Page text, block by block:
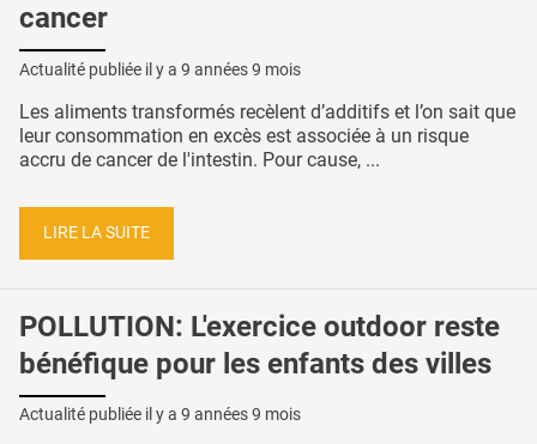
cancer
Actualité publiée il y a 9 années 9 mois
Les aliments transformés recèlent d’additifs et l’on sait que
leur consommation en excès est associée à un risque
accru de cancer de l'intestin. Pour cause, ...
LIRE LA SUITE
POLLUTION: L'exercice outdoor reste
bénéfique pour les enfants des villes
Actualité publiée il y a 9 années 9 mois